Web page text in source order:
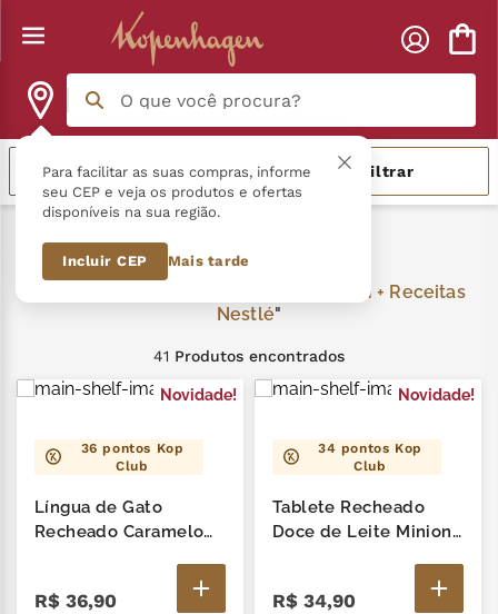
Para facilitar as suas compras, informe
seu CEP e veja os produtos e ofertas
disponíveis na sua região.
Incluir CEP Mais tarde
O que você procura?
Mais vendidos Filtrar
Kopenhagen + Receitas Nestlé
Kopenhagen + Receitas
Nestlé
41 Produtos
Novidade!
36 pontos Kop
Club
Língua de Gato
Recheado Caramelo
R$ 36,90
Novidade!
34 pontos Kop
Club
Tablete Recheado
Doce de Leite Minions
R$ 34,90
Termos mais buscados
3º
4º trufa
nhá benta kopenhagen
zero lactose
cereja